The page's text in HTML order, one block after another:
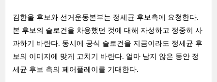
김한울 후보와 선거운동본부는 정세균 후보측에 요청한다.
본 후보의 슬로건을 차용했던 것에 대해 자성하고 정중히 사
과하기 바란다. 동시에 공식 슬로건을 지금이라도 정세균 후
보의 이미지에 맞게 고치기 바란다. 얼마 남지 않은 동안 정
세균 후보 측의 페어플레이를 기대한다.